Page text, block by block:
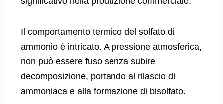
Il comportamento termico del solfato di
ammonio è intricato. A pressione atmosferica,
non può essere fuso senza subire
decomposizione, portando al rilascio di
ammoniaca e alla formazione di bisolfato.